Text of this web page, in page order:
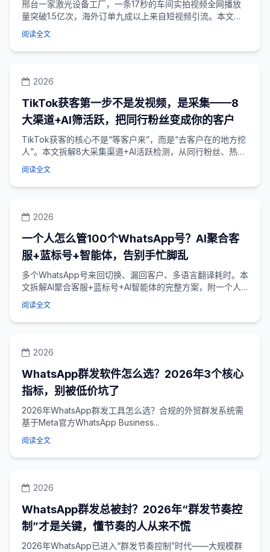
邢台一家激光设备工厂，一条17秒的车间实拍视频全网播放
量突破1.5亿次，海外订单九成以上来自短视频引流。本文拆
解外贸工厂在TikTok上做B端获客...
阅读全文
2026
TikTok获客第一步不是发视频，是采集——8
大渠道+AI筛活跃，把同行粉丝变成你的客户
TikTok获客的核心不是“等客户来”，而是“去客户在的地方挖
人”。本文拆解8大采集渠道+AI活跃检测，从同行粉丝、热门
视频、直播间批量抓取精准客...
阅读全文
2026
一个人怎么管100个WhatsApp号？AI聚合客
服+蓝标号+智能体，告别手忙脚乱
多个WhatsApp号来回切换、漏回客户、多语言翻译耗时。本
文拆解AI聚合客服+蓝标号+AI智能体的完整方案，附一个人
管理100个WhatsApp...
阅读全文
2026
WhatsApp群发软件怎么选？2026年3个核心
指标，别被低价坑了
2026年WhatsApp群发工具怎么选？合规的外贸群发系统需
基于Meta官方WhatsApp Business...
阅读全文
2026
WhatsApp群发总被封？2026年“群发节奏控
制”才是关键，懂节奏的人从来不慌
2026年WhatsApp已进入“群发节奏控制”时代——大规模群